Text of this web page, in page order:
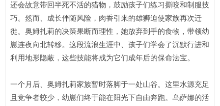
还会故意带回半死不活的猎物，鼓励孩子们练习撕咬和制服技
巧。然而、成长伴随风险，肉香引来的雄狮迫使家族再次迁
徙。奥姆扎莉的决策果断而理性，她放弃到手的食物，带领幼
崽连夜向北转移。这段流浪生涯中、孩子们学会了沉默行进和
利用地形隐蔽，这些技能将成为它们成年后的保命法宝。
一个月后、奥姆扎莉家族暂时落脚于一处山谷。这里水源充足
且竞争者较少，幼崽们终于能在阳光下自由奔跑。乌萨娜的活